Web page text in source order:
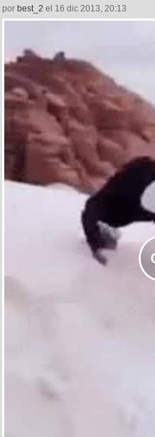
por best_2 el 16 dic 2013, 20:13